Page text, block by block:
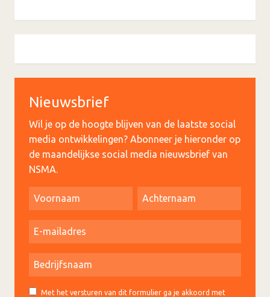
Nieuwsbrief
Wil je op de hoogte blijven van de laatste social
media ontwikkelingen? Abonneer je hieronder op
de maandelijkse social media nieuwsbrief van
NSMA.
Met het versturen van dit formulier ga je akkoord met